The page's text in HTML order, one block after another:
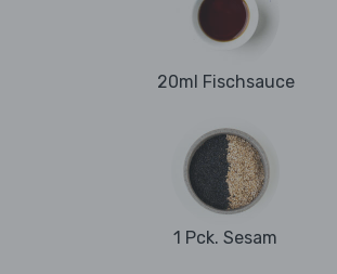
20ml Fischsauce
1 Pck. Sesam